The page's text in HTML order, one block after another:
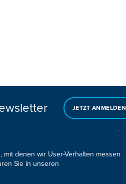
JETZT ANMELDEN
denen wir User-Verhalten messen
Sie in unseren